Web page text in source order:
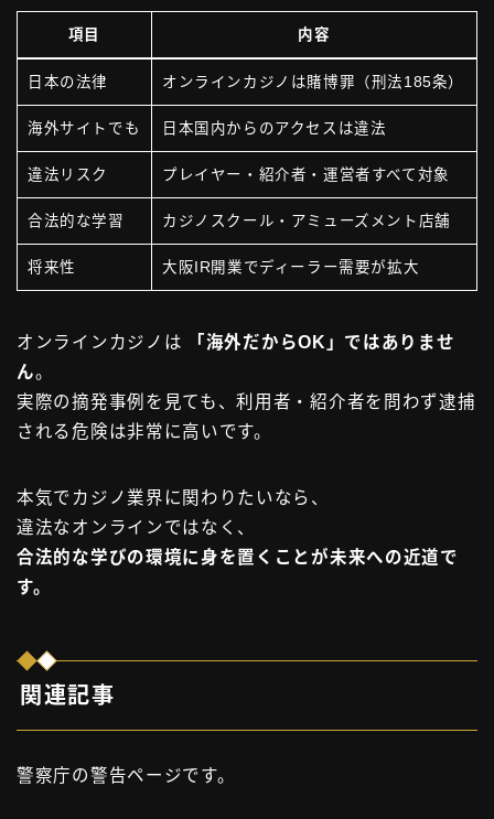
項目 内容
日本の法律 オンラインカジノは賭博罪（刑法185条）
海外サイトでも 日本国内からのアクセスは違法
違法リスク プレイヤー・紹介者・運営者すべて対象
合法的な学習 カジノスクール・アミューズメント店舗
将来性 大阪IR開業でディーラー需要が拡大
オンラインカジノは
「海外だからOK」ではありませ
ん。
実際の摘発事例を見ても、利用者・紹介者を問わず逮捕
される危険は非常に高いです。
本気でカジノ業界に関わりたいなら、
違法なオンラインではなく、
合法的な学びの環境に身を置くことが未来への近道で
す。
関連記事
警察庁の警告ページです。